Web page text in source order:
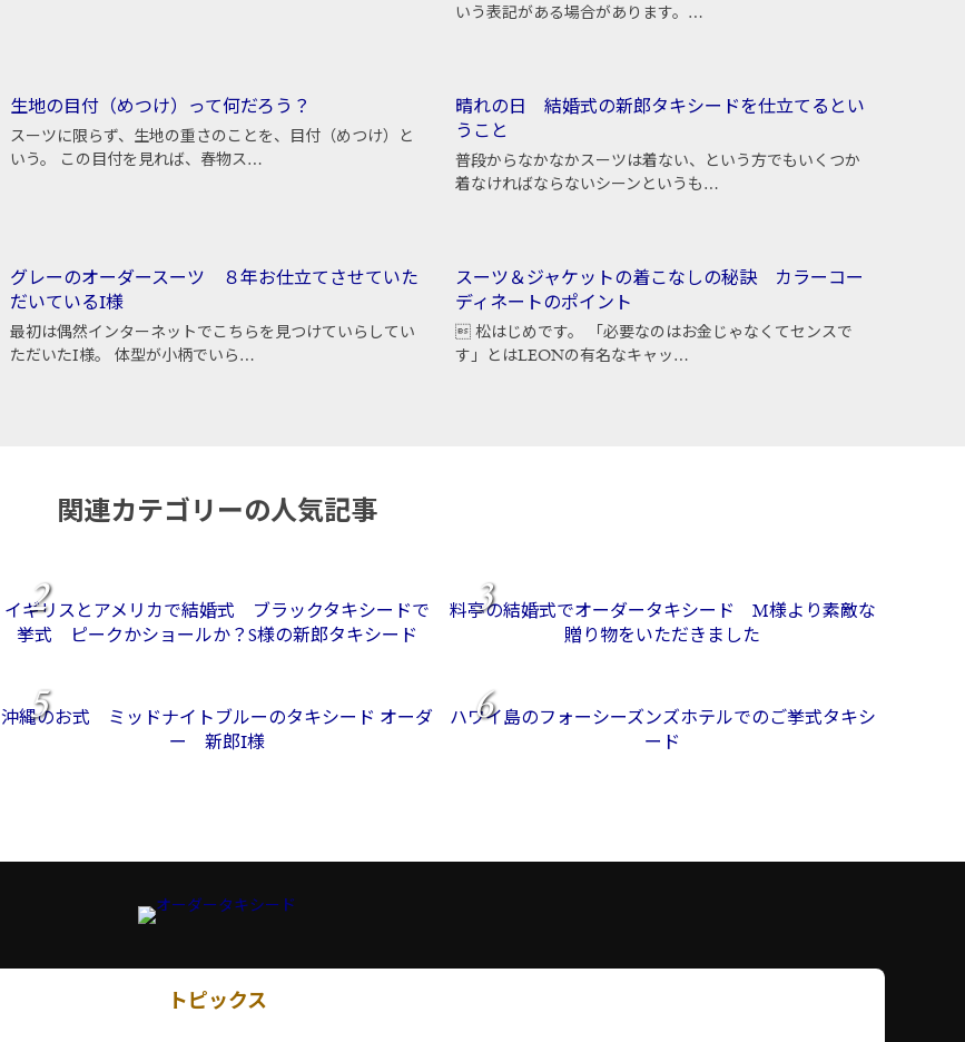
いう表記がある場合があります。…
生地の目付（めつけ）って何だろう？
スーツに限らず、生地の重さのことを、目付（めつけ）と
いう。 この目付を見れば、春物ス…
晴れの日 結婚式の新郎タキシードを仕立てるとい
うこと
普段からなかなかスーツは着ない、という方でもいくつか
着なければならないシーンというも…
グレーのオーダースーツ ８年お仕立てさせていた
だいているI様
最初は偶然インターネットでこちらを見つけていらしてい
ただいたI様。 体型が小柄でいら…
スーツ＆ジャケットの着こなしの秘訣 カラーコー
ディネートのポイント
 松はじめです。 「必要なのはお金じゃなくてセンスで
す」とはLEONの有名なキャッ…
関連カテゴリーの人気記事
2
イギリスとアメリカで結婚式 ブラックタキシードで
挙式 ピークかショールか？S様の新郎タキシード
3
料亭の結婚式でオーダータキシード M様より素敵な
贈り物をいただきました
5
沖縄のお式 ミッドナイトブルーのタキシード オーダ
ー 新郎I様
6
ハワイ島のフォーシーズンズホテルでのご挙式タキシ
ード
トピックス